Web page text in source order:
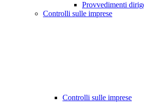
Provvedimenti
Controlli sulle imprese
Controlli sulle imprese